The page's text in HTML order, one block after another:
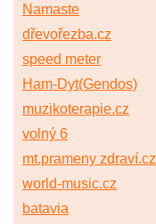
Namaste
dřevořezba.cz
speed meter
Ham-Dyt(Gendos)
muzikoterapie.cz
volný 6
mt.prameny zdraví.cz
world-music.cz
batavia